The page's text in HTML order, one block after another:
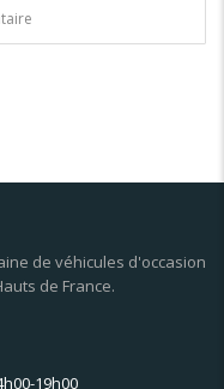
de véhicules d'occasion
de France.
19h00